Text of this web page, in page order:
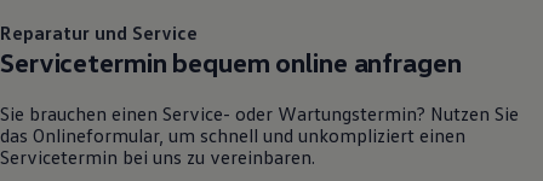
Reparatur und Service
Servicetermin bequem online anfragen
Sie brauchen einen Service- oder Wartungstermin? Nutzen Sie
das Onlineformular, um schnell und unkompliziert einen
Servicetermin bei uns zu vereinbaren.